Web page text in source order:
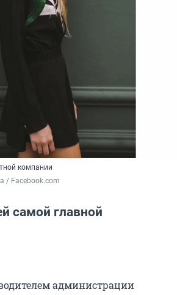
компании
/ Facebook.com
самой главной
администрации